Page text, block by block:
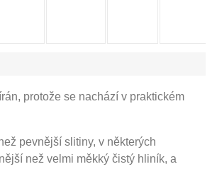
protože se nachází v praktickém
pevnější slitiny, v některých
než velmi měkký čistý hliník, a